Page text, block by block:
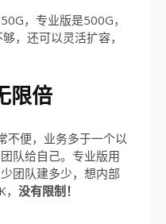
，专业版是500G，
，还可以灵活扩容，
限倍
不便，业务多于一个以
队给自己。专业版用
团队建多少，想内部
没有限制！